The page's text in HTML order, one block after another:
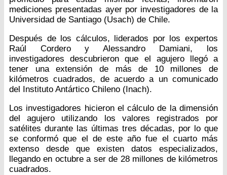
mediciones presentadas ayer por investigadores de la
Universidad de Santiago (Usach) de Chile.
Después de los cálculos, liderados por los expertos
Raúl Cordero y Alessandro Damiani, los
investigadores descubrieron que el agujero llegó a
tener una extensión de más de 10 millones de
kilómetros cuadrados, de acuerdo a un comunicado
del Instituto Antártico Chileno (Inach).
Los investigadores hicieron el cálculo de la dimensión
del agujero utilizando los valores registrados por
satélites durante las últimas tres décadas, por lo que
se conformó que el de este año fue el cuarto más
extenso desde que existen datos especializados,
llegando en octubre a ser de 28 millones de kilómetros
cuadrados.